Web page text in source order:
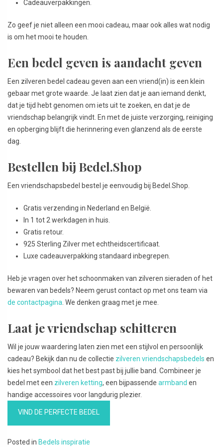
Cadeauverpakkingen.
Zo geef je niet alleen een mooi cadeau, maar ook alles wat nodig
is om het mooi te houden.
Een bedel geven is aandacht geven
Een zilveren bedel cadeau geven aan een vriend(in) is een klein
gebaar met grote waarde. Je laat zien dat je aan iemand denkt,
dat je tijd hebt genomen om iets uit te zoeken, en dat je de
vriendschap belangrijk vindt. En met de juiste verzorging, reiniging
en opberging blijft die herinnering even glanzend als de eerste
dag.
Bestellen bij Bedel.Shop
Een vriendschapsbedel bestel je eenvoudig bij Bedel.Shop.
Gratis verzending in Nederland en België.
In 1 tot 2 werkdagen in huis.
Gratis retour.
925 Sterling Zilver met echtheidscertificaat.
Luxe cadeauverpakking standaard inbegrepen.
Heb je vragen over het schoonmaken van zilveren sieraden of het
bewaren van bedels? Neem gerust contact op met ons team via
de contactpagina . We denken graag met je mee.
Laat je vriendschap schitteren
Wil je jouw waardering laten zien met een stijlvol en persoonlijk
cadeau? Bekijk dan nu de collectie zilveren vriendschapsbedels en
kies het symbool dat het best past bij jullie band. Combineer je
bedel met een zilveren ketting, een bijpassende armband en
handige accessoires voor langdurig plezier.
VIND DE PERFECTE BEDEL
Posted in Bedels inspiratie